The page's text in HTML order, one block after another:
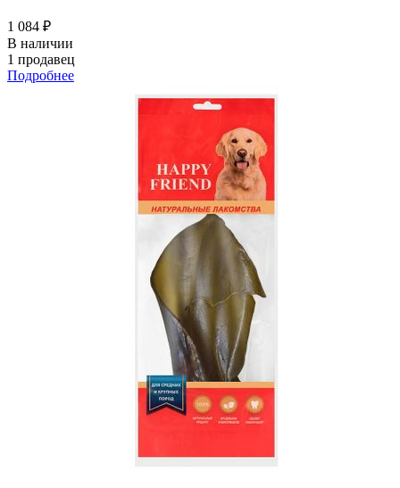
1 084 ₽
В наличии
1 продавец
Подробнее